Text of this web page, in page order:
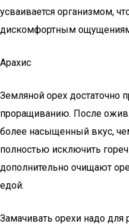
усваивается организмом,
дискомфортным
Арахис
Земляной орех достаточно
проращиванию. После
более насыщенный вкус,
полностью исключить
дополнительно очищают
едой.
Замачивать орехи надо